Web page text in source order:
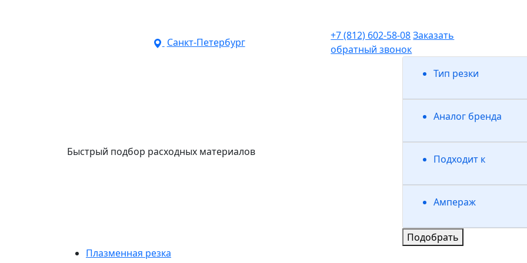
Санкт-Петербург
+7 (812) 602-58-08Заказать
обратный звонок
Быстрый подбор расходных материалов
Тип резки
Аналог бренда
Подходит к
Ампераж
Подобрать
Плазменная резка